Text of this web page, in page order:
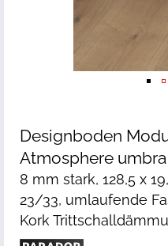
Designboden
Atmosphere
8 mm stark, 128,5 x
23/33, umlaufende
Kork